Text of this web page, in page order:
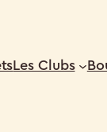
Les Clubs